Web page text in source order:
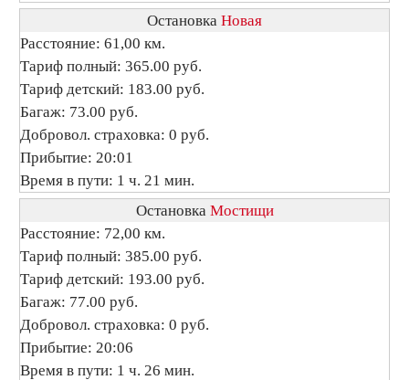
Остановка Новая
Расстояние: 61,00 км.
Тариф полный: 365.00 руб.
Тариф детский: 183.00 руб.
Багаж: 73.00 руб.
Добровол. страховка: 0 руб.
Прибытие: 20:01
Время в пути: 1 ч. 21 мин.
Остановка Мостищи
Расстояние: 72,00 км.
Тариф полный: 385.00 руб.
Тариф детский: 193.00 руб.
Багаж: 77.00 руб.
Добровол. страховка: 0 руб.
Прибытие: 20:06
Время в пути: 1 ч. 26 мин.